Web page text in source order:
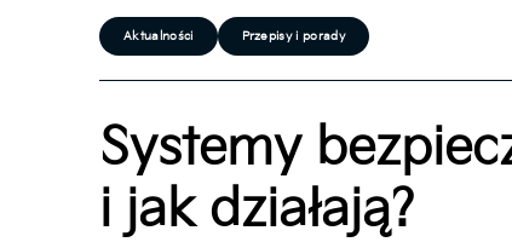
Aktualności Przepisy i porady
Systemy
i jak działają?